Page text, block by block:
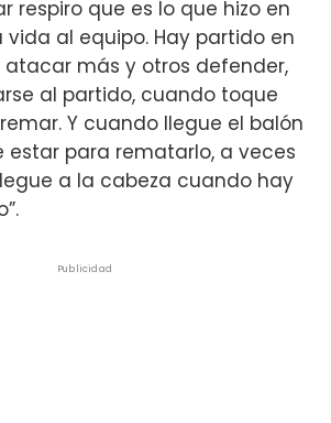
respiro que es lo que hizo en
vida al equipo. Hay partido en
más y otros defender,
al partido, cuando toque
Y cuando llegue el balón
estar para rematarlo, a veces
a la cabeza cuando hay
Publicidad